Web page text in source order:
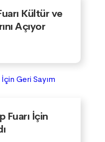
Kültür ve
Açıyor
Fuarı İçin